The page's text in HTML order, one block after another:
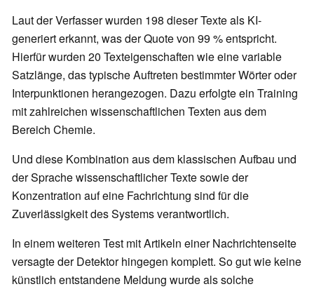
Laut der Verfasser wurden 198 dieser Texte als KI-
generiert erkannt, was der Quote von 99 % entspricht.
Hierfür wurden 20 Texteigenschaften wie eine variable
Satzlänge, das typische Auftreten bestimmter Wörter oder
Interpunktionen herangezogen. Dazu erfolgte ein Training
mit zahlreichen wissenschaftlichen Texten aus dem
Bereich Chemie.
Und diese Kombination aus dem klassischen Aufbau und
der Sprache wissenschaftlicher Texte sowie der
Konzentration auf eine Fachrichtung sind für die
Zuverlässigkeit des Systems verantwortlich.
In einem weiteren Test mit Artikeln einer Nachrichtenseite
versagte der Detektor hingegen komplett. So gut wie keine
künstlich entstandene Meldung wurde als solche